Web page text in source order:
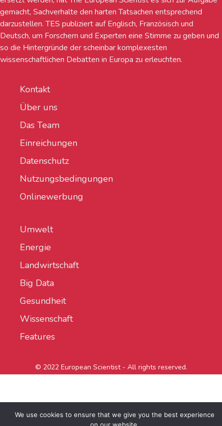
gemacht, Sachverhalte den harten Tatsachen entsprechend
darzustellen. TES publiziert auf Englisch, Französisch und
Deutsch, um Forschern und Experten eine Stimme zu geben und
so die Hintergründe der scheinbar komplexesten
wissenschaftlichen Debatten in Europa zu erleuchten.
Kontakt
Über uns
Das Team
Einreichungen
Datenschutz
Nutzungsbedingungen
Onlinewerbung
Umwelt
Energie
Landwirtschaft
Big Data
Gesundheit
Wissenschaft
Features
© 2022 European Scientist - All rights reserved.
We use cookies to ensure that we give you the best experience